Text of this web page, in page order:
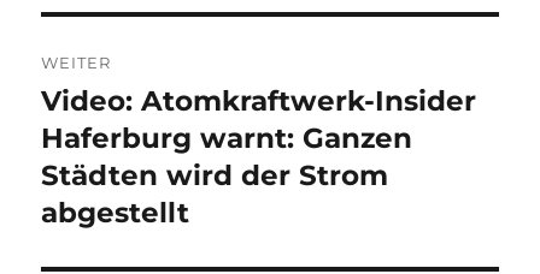
WEITER
Nächster
Beitrag:
Video: Atomkraftwerk-Insider
Haferburg warnt: Ganzen
Städten wird der Strom
abgestellt